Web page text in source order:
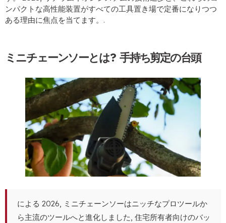
ンパクトな高性能装置がすべての工具置き場で定番になりつつ
ある理由に焦点を当てます。.
ミニチェーンソーとは? 手持ち剪定の台頭
による 2026, ミニチェーンソーはニッチなプロツールか
ら主流のツールへと進化しました, 住宅所有者向けのバッ